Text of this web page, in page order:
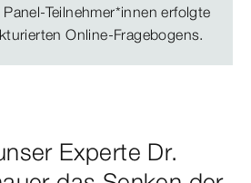
Teilnehmer*innen erfolgte
Online-Fragebogens.
Experte Dr.